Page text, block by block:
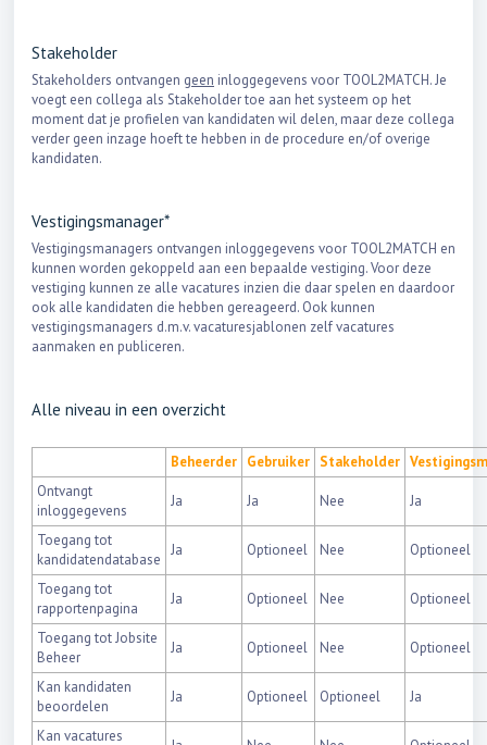
Stakeholder
Stakeholders ontvangen geen inloggegevens voor TOOL2MATCH. Je
voegt een collega als Stakeholder toe aan het systeem op het
moment dat je profielen van kandidaten wil delen, maar deze collega
verder geen inzage hoeft te hebben in de procedure en/of overige
kandidaten.
Vestigingsmanager*
Vestigingsmanagers ontvangen inloggegevens voor TOOL2MATCH en
kunnen worden gekoppeld aan een bepaalde vestiging. Voor deze
vestiging kunnen ze alle vacatures inzien die daar spelen en daardoor
ook alle kandidaten die hebben gereageerd. Ook kunnen
vestigingsmanagers d.m.v. vacaturesjablonen zelf vacatures
aanmaken en publiceren.
Alle niveau in een overzicht
Beheerder Gebruiker Stakeholder
Ontvangt
inloggegevens
Ja Ja Nee Ja
Toegang tot
kandidatendatabase
Ja Optioneel Nee Optioneel
Toegang tot
rapportenpagina
Ja Optioneel Nee Optioneel
Toegang tot Jobsite
Beheer
Ja Optioneel Nee Optioneel
Kan kandidaten
beoordelen
Ja Optioneel Optioneel Ja
Kan vacatures